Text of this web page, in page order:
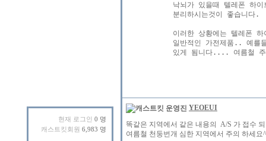
현재 로그인 0 명
캐스트킷회원 6,983 명
낙뇌가 있을때 텔레폰 하
분리하시는것이 좋습니다.
이러한 상황에는 텔레폰
일반적인 가전제품.. 예를
YEOEUI
똑같은 지역에서 같은 내용의 A/S 가 접수
여름철 천둥번개 심한 지역에서 주의 하세요